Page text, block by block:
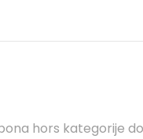
hors kategorije